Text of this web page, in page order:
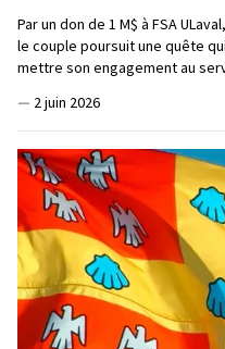
Par un don de 1 M$ à FSA
le couple poursuit une quête
mettre son engagement au
— 2 juin 2026